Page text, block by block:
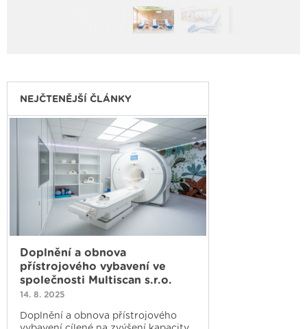
NEJČTENĚJŠÍ ČLÁNKY
Doplnění a obnova
přístrojového vybavení ve
společnosti Multiscan s.r.o.
14. 8. 2025
Doplnění a obnova přístrojového